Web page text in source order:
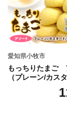
愛知県小牧市
もっちりたまご
（プレーン/カス
ター/小倉バター）